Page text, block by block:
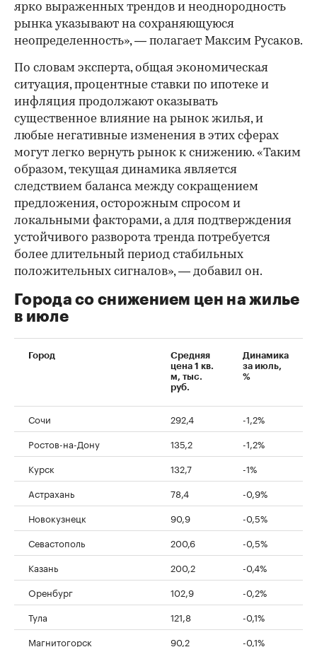
ярко выраженных трендов и неоднородность
рынка указывают на сохраняющуюся
неопределенность», — полагает Максим Русаков.
По словам эксперта, общая экономическая
ситуация, процентные ставки по ипотеке и
инфляция продолжают оказывать
существенное влияние на рынок жилья, и
любые негативные изменения в этих сферах
могут легко вернуть рынок к снижению. «Таким
образом, текущая динамика является
следствием баланса между сокращением
предложения, осторожным спросом и
локальными факторами, а для подтверждения
устойчивого разворота тренда потребуется
более длительный период стабильных
положительных сигналов», — добавил он.
Города со снижением цен на жилье
в июле
Город
Средняя
цена 1 кв.
м, тыс.
руб.
Динамика
за июль,
%
Сочи 292,4
-1,2%
Ростов-на-Дону
135,2
-1,2%
Курск
132,7
-1%
Астрахань
78,4
-0,9%
Новокузнецк
90,9
-0,5%
Севастополь
200,6
-0,5%
Казань
200,2
-0,4%
Оренбург
102,9
-0,2%
Тула
121,8
-0,1%
Магнитогорск
90,2 -0,1%